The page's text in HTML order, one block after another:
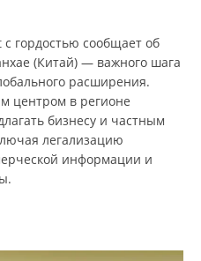
гордостью сообщает об
(Китай) — важного шага
расширения.
центром в регионе
бизнесу и частным
легализацию
информации и